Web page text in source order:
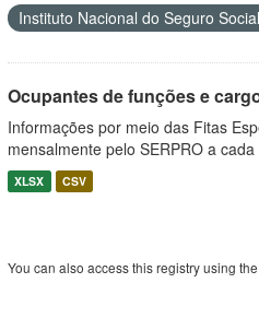
Instituto Nacional do Seguro
Ocupantes de funções e
Informações por meio das Fitas
mensalmente pelo SERPRO a
XLSX CSV
You can also access this registry using the